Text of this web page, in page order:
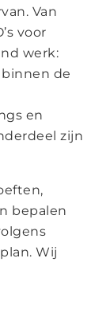
Van
voor
werk:
de
en
zijn
bepalen
Wij